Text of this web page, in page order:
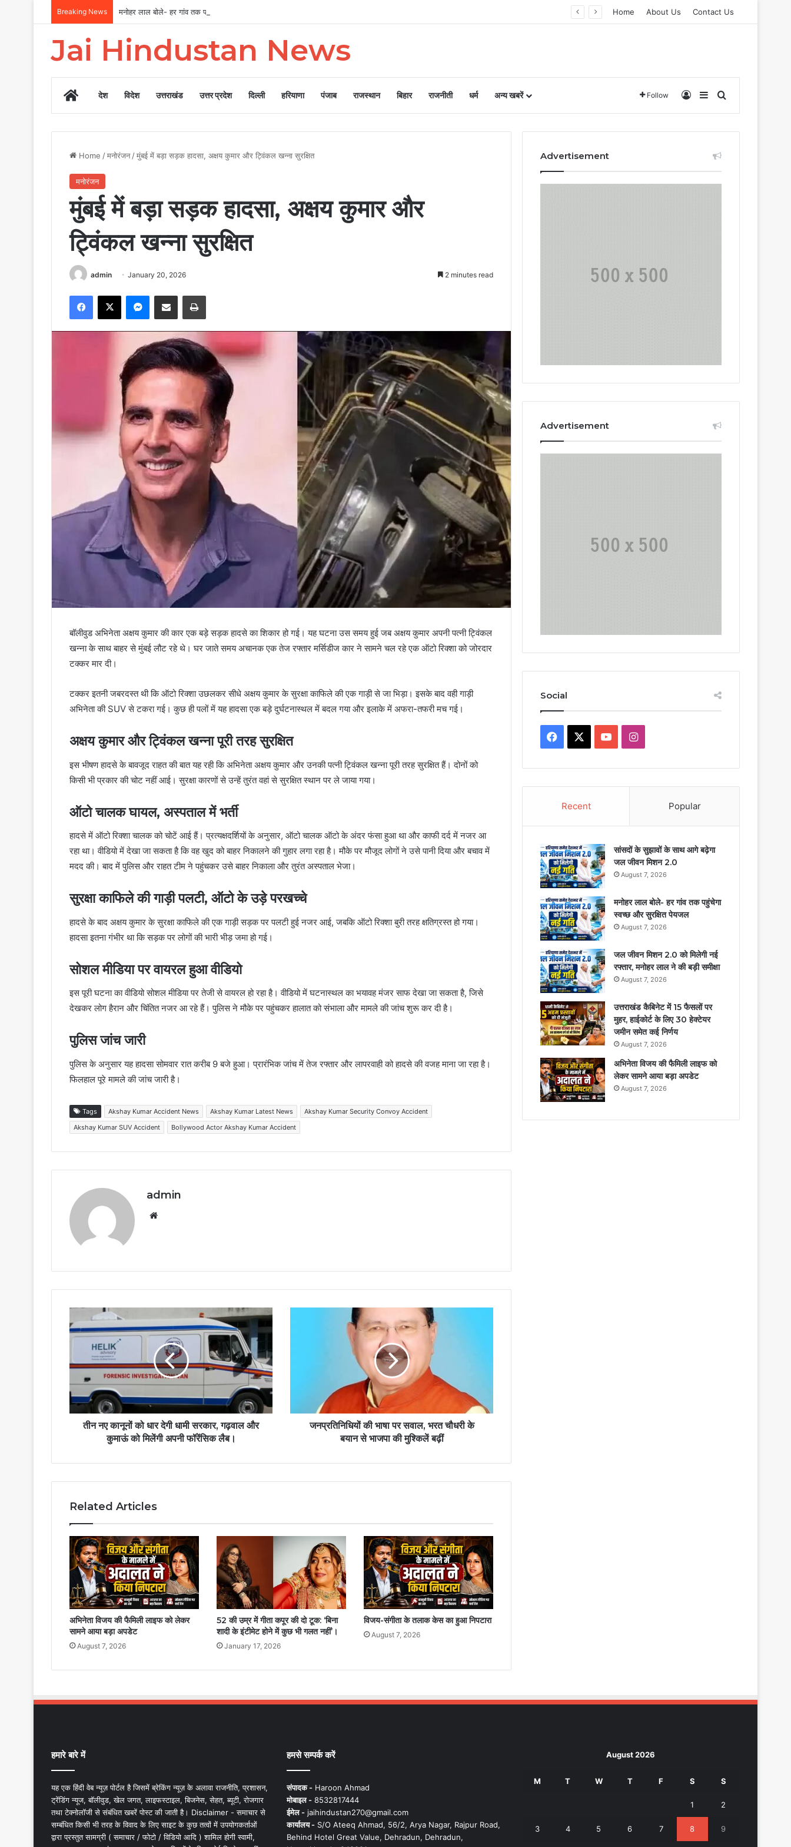
Breaking News मनोहर लाल बोले- हर गांव तक पहुंचेगा स्वच्छ और सुरक्षित पेयजल Home About Us Contact Us
Jai Hindustan News
Homeदेश विदेश उत्तराखंड उत्तर प्रदेश दिल्ली हरियाणा पंजाब राजस्थान बिहार राजनीती धर्म अन्य खबरें Follow Log InSidebarSearch for
Home /मनोरंजन /मुंबई में बड़ा सड़क हादसा, अक्षय कुमार और ट्विंकल खन्ना सुरक्षित
मनोरंजन
मुंबई में बड़ा सड़क हादसा, अक्षय कुमार और
ट्विंकल खन्ना सुरक्षित
admin January 20, 2026 2 minutes read
Facebook
X Messenger
Share via Email Print
बॉलीवुड अभिनेता अक्षय कुमार की कार एक बड़े सड़क हादसे का शिकार हो गई। यह घटना उस समय हुई जब अक्षय कुमार अपनी पत्नी ट्विंकल
खन्ना के साथ बाहर से मुंबई लौट रहे थे। घर जाते समय अचानक एक तेज रफ्तार मर्सिडीज कार ने सामने चल रहे एक ऑटो रिक्शा को जोरदार
टक्कर मार दी।
टक्कर इतनी जबरदस्त थी कि ऑटो रिक्शा उछलकर सीधे अक्षय कुमार के सुरक्षा काफिले की एक गाड़ी से जा भिड़ा। इसके बाद वही गाड़ी
अभिनेता की SUV से टकरा गई। कुछ ही पलों में यह हादसा एक बड़े दुर्घटनास्थल में बदल गया और इलाके में अफरा-तफरी मच गई।
अक्षय कुमार और ट्विंकल खन्ना पूरी तरह सुरक्षित
इस भीषण हादसे के बावजूद राहत की बात यह रही कि अभिनेता अक्षय कुमार और उनकी पत्नी ट्विंकल खन्ना पूरी तरह सुरक्षित हैं। दोनों को
किसी भी प्रकार की चोट नहीं आई। सुरक्षा कारणों से उन्हें तुरंत वहां से सुरक्षित स्थान पर ले जाया गया।
ऑटो चालक घायल, अस्पताल में भर्ती
हादसे में ऑटो रिक्शा चालक को चोटें आई हैं। प्रत्यक्षदर्शियों के अनुसार, ऑटो चालक ऑटो के अंदर फंसा हुआ था और काफी दर्द में नजर आ
रहा था। वीडियो में देखा जा सकता है कि वह खुद को बाहर निकालने की गुहार लगा रहा है। मौके पर मौजूद लोगों ने उसे पानी दिया और बचाव में
मदद की। बाद में पुलिस और राहत टीम ने पहुंचकर उसे बाहर निकाला और तुरंत अस्पताल भेजा।
सुरक्षा काफिले की गाड़ी पलटी, ऑटो के उड़े परखच्चे
हादसे के बाद अक्षय कुमार के सुरक्षा काफिले की एक गाड़ी सड़क पर पलटी हुई नजर आई, जबकि ऑटो रिक्शा बुरी तरह क्षतिग्रस्त हो गया।
हादसा इतना गंभीर था कि सड़क पर लोगों की भारी भीड़ जमा हो गई।
सोशल मीडिया पर वायरल हुआ वीडियो
इस पूरी घटना का वीडियो सोशल मीडिया पर तेजी से वायरल हो रहा है। वीडियो में घटनास्थल का भयावह मंजर साफ देखा जा सकता है, जिसे
देखकर लोग हैरान और चिंतित नजर आ रहे हैं। पुलिस ने मौके पर पहुंचकर हालात को संभाला और मामले की जांच शुरू कर दी है।
पुलिस जांच जारी
पुलिस के अनुसार यह हादसा सोमवार रात करीब 9 बजे हुआ। प्रारंभिक जांच में तेज रफ्तार और लापरवाही को हादसे की वजह माना जा रहा है।
फिलहाल पूरे मामले की जांच जारी है।
Tags Akshay Kumar Accident News Akshay Kumar Latest News
Akshay Kumar Security Convoy Accident
Akshay Kumar SUV Accident
Bollywood Actor Akshay Kumar Accident
admin
तीन नए कानूनों को धार देगी धामी सरकार, गढ़वाल और
कुमाऊं को मिलेंगी अपनी फॉरेंसिक लैब।
जनप्रतिनिधियों की भाषा पर सवाल, भरत चौधरी के
बयान से भाजपा की मुश्किलें बढ़ीं
Related Articles
अभिनेता विजय की फैमिली लाइफ को लेकर
सामने आया बड़ा अपडेट
August 7, 2026
52 की उम्र में गीता कपूर की दो टूक: ‘बिना
शादी के इंटीमेट होने में कुछ भी गलत नहीं’।
January 17, 2026
विजय-संगीता के तलाक केस का हुआ निपटारा
August 7, 2026
Advertisement
Advertisement
Social
Facebook YouTubeInstagram
Recent Popular
सांसदों के सुझावों के साथ आगे बढ़ेगा
जल जीवन मिशन 2.0
August 7, 2026
मनोहर लाल बोले- हर गांव तक पहुंचेगा
स्वच्छ और सुरक्षित पेयजल
August 7, 2026
जल जीवन मिशन 2.0 को मिलेगी नई
रफ्तार, मनोहर लाल ने की बड़ी समीक्षा
August 7, 2026
उत्तराखंड कैबिनेट में 15 फैसलों पर
मुहर, हाईकोर्ट के लिए 30 हेक्टेयर
जमीन समेत कई निर्णय
August 7, 2026
अभिनेता विजय की फैमिली लाइफ को
लेकर सामने आया बड़ा अपडेट
August 7, 2026
हमारे बारे में
यह एक हिंदी वेब न्यूज़ पोर्टल है जिसमें ब्रेकिंग न्यूज़ के अलावा राजनीति, प्रशासन,
ट्रेंडिंग न्यूज, बॉलीवुड, खेल जगत, लाइफस्टाइल, बिजनेस, सेहत, ब्यूटी, रोजगार
तथा टेक्नोलॉजी से संबंधित खबरें पोस्ट की जाती है। Disclaimer - समाचार से
सम्बंधित किसी भी तरह के विवाद के लिए साइट के कुछ तत्वों में उपयोगकर्ताओं
द्वारा प्रस्तुत सामग्री ( समाचार / फोटो / विडियो आदि ) शामिल होगी स्वामी,
हमसे सम्पर्क करें
संपादक -Haroon Ahmad
मोबाइल -8532817444
ईमेल - jaihindustan270@gmail.com
कार्यालय -S/O Ateeq Ahmad, 56/2, Arya Nagar, Rajpur Road,
Behind Hotel Great Value, Dehradun, Dehradun,
August 2026
M T W T F S S
1 2
3 4 5 6 7 8 9